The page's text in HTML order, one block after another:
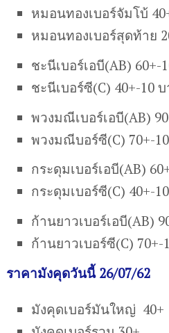
หมอนทองเบอร์จัมโบ้
หมอนทองเบอร์สุดท้าย
ชะนีเบอร์เอบี(AB) 60+-
ชะนีเบอร์ซี(C) 40+-10
พวงมณีเบอร์เอบี(AB)
พวงมณีบอร์ซี(C) 70+-
กระดุมเบอร์เอบี(AB)
กระดุมเบอร์ซี(C) 40+-
ก้านยาวเบอร์เอบี(AB)
ก้านยาวเบอร์ซี(C)
ราคามังคุดวันนี้ 26/07/62
มังคุดเบอร์มันใหญ่ 40+